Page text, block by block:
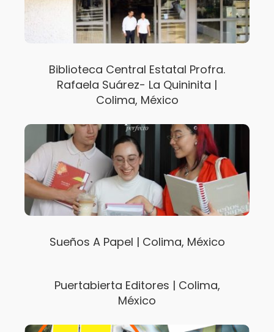
Biblioteca Central Estatal Profra.
Rafaela Suárez- La Quininita |
Colima, México
Sueños A Papel | Colima, México
Puertabierta Editores | Colima,
México